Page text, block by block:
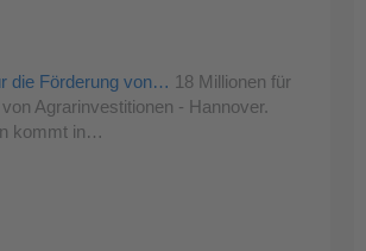
die Förderung von… 18 Millionen für
Agrarinvestitionen - Hannover.
kommt in…